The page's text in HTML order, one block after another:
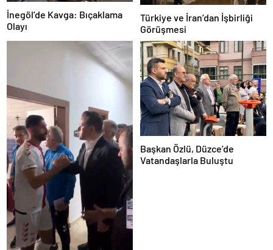
İnegöl’de Kavga: Bıçaklama
Olayı
Türkiye ve İran’dan İşbirliği
Görüşmesi
Başkan Özlü, Düzce’de
Vatandaşlarla Buluştu